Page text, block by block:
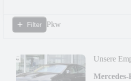
Filter Pkw
Unsere